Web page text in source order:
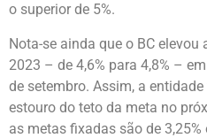
o superior de 5%.
Nota-se ainda que o BC
2023 – de 4,6% para 4,8% –
de setembro. Assim, a
estouro do teto da meta no
as metas fixadas são de 3,25%